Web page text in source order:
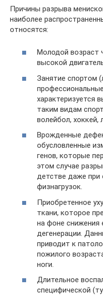
Причины разрыва
наиболее
относятся:
Молодой возраст
высокой
Занятие спортом
характеризуется
таким видам
волейбол, хоккей,
Врожденные
обусловленные
генов, которые
этом случае
детстве даже при
физнагрузок.
Приобретенное
ткани, которое
на фоне снижения
дегенерации.
приводит к
пожилого
ноги.
Длительное
специфической